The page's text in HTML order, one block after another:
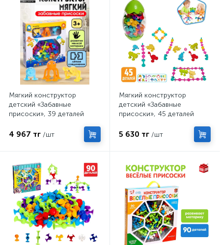
Мягкий конструктор
детский «Забавные
присоски», 39 деталей
4 967 тг /шт
Мягкий конструктор
детский «Забавные
присоски», 45 деталей
5 630 тг /шт